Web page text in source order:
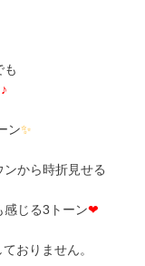
も
♪
ン✨
から時折見せる
感じる3トーン❤
おりません。